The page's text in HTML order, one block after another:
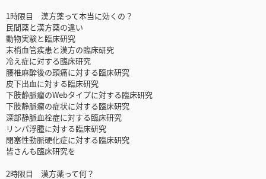
1時限目 漢方薬って本当に効くの？
民間薬と漢方薬の違い
動物実験と臨床研究
末梢血管疾患と漢方の臨床研究
冷え症に対する臨床研究
腰椎麻酔後の頭痛に対する臨床研究
皮下出血に対する臨床研究
下肢静脈瘤のWebタイプに対する臨床研究
下肢静脈瘤の症状に対する臨床研究
深部静脈血栓症に対する臨床研究
リンパ浮腫に対する臨床研究
閉塞性動脈硬化症に対する臨床研究
皆さんも臨床研究を
2時限目 漢方薬って何？